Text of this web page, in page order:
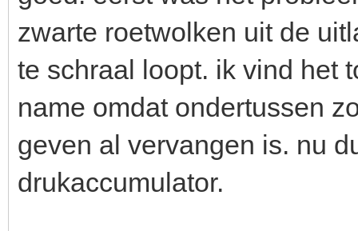
zwarte roetwolken uit de
te schraal loopt. ik vind het
name omdat ondertussen
geven al vervangen is. nu
drukaccumulator.